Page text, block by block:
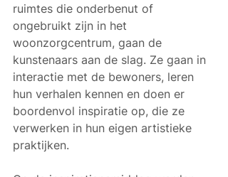
ruimtes die onderbenut of
ongebruikt zijn in het
woonzorgcentrum, gaan de
kunstenaars aan de slag. Ze gaan in
interactie met de bewoners, leren
hun verhalen kennen en doen er
boordenvol inspiratie op, die ze
verwerken in hun eigen artistieke
praktijken.